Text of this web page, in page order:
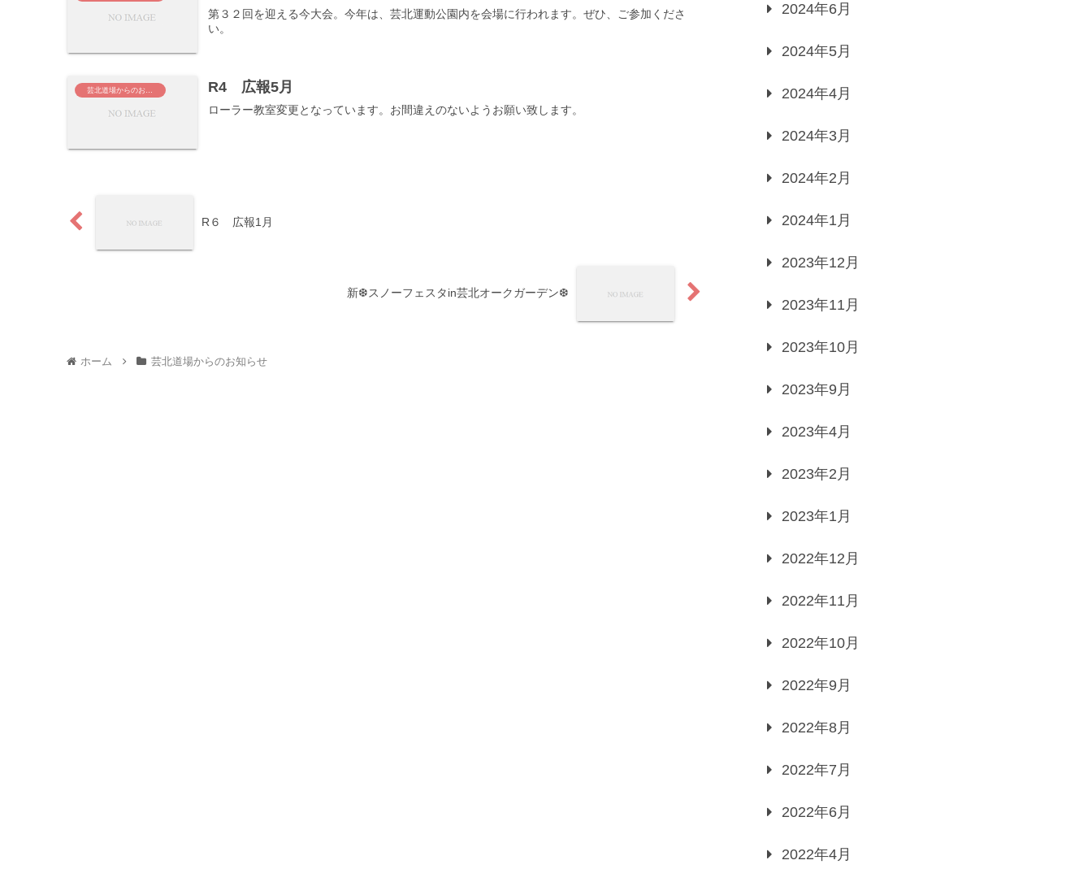
第３２回を迎える今大会。今年は、芸北運動公園内を会場に行われます。ぜひ、ご参加くださ
い。
R4 広報5月
ローラー教室変更となっています。お間違えのないようお願い致します。
R６ 広報1月
新❆スノーフェスタin芸北オークガーデン❆
ホーム 芸北道場からのお知らせ
2024年6月
2024年5月
2024年4月
2024年3月
2024年2月
2024年1月
2023年12月
2023年11月
2023年10月
2023年9月
2023年4月
2023年2月
2023年1月
2022年12月
2022年11月
2022年10月
2022年9月
2022年8月
2022年7月
2022年6月
2022年4月